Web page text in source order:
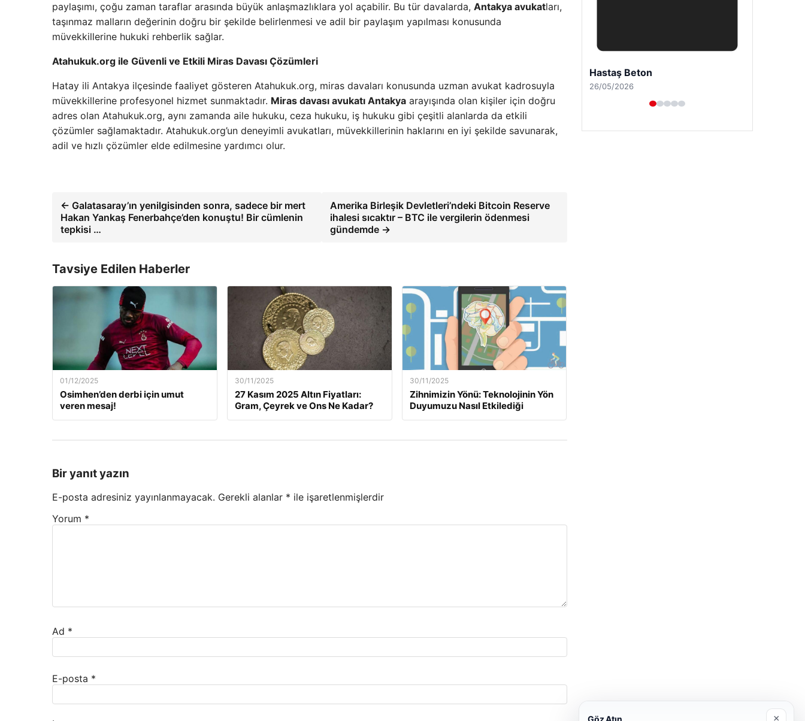
paylaşımı, çoğu zaman taraflar arasında büyük anlaşmazlıklara yol açabilir. Bu tür davalarda, Antakya avukatları,
taşınmaz malların değerinin doğru bir şekilde belirlenmesi ve adil bir paylaşım yapılması konusunda
müvekkillerine hukuki rehberlik sağlar.
Atahukuk.org ile Güvenli ve Etkili Miras Davası Çözümleri
Hatay ili Antakya ilçesinde faaliyet gösteren Atahukuk.org, miras davaları konusunda uzman avukat kadrosuyla
müvekkillerine profesyonel hizmet sunmaktadır. Miras davası avukatı Antakya arayışında olan kişiler için doğru
adres olan Atahukuk.org, aynı zamanda aile hukuku, ceza hukuku, iş hukuku gibi çeşitli alanlarda da etkili
çözümler sağlamaktadır. Atahukuk.org’un deneyimli avukatları, müvekkillerinin haklarını en iyi şekilde savunarak,
adil ve hızlı çözümler elde edilmesine yardımcı olur.
← Galatasaray’ın yenilgisinden sonra, sadece bir mert
Hakan Yankaş Fenerbahçe’den konuştu! Bir cümlenin
tepkisi …
Amerika Birleşik Devletleri’ndeki Bitcoin Reserve
ihalesi sıcaktır – BTC ile vergilerin ödenmesi
gündemde →
Tavsiye Edilen Haberler
01/12/2025
Osimhen’den derbi için umut
veren mesaj!
30/11/2025
27 Kasım 2025 Altın Fiyatları:
Gram, Çeyrek ve Ons Ne Kadar?
30/11/2025
Zihnimizin Yönü: Teknolojinin Yön
Duyumuzu Nasıl Etkilediği
Bir yanıt yazın
E-posta adresiniz yayınlanmayacak. Gerekli alanlar * ile işaretlenmişlerdir
Yorum *
Ad *
E-posta *
Prenses Night Club
29/04/2026
Göz Atın ×